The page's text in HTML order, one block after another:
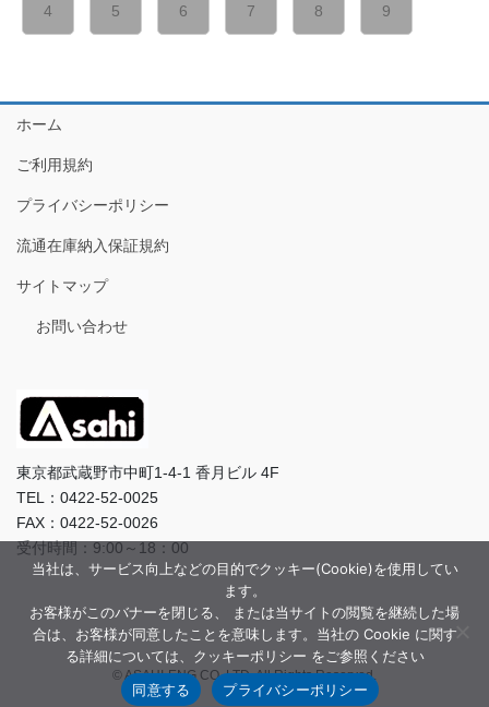
4 5 6 7 8 9
ホーム
ご利用規約
プライバシーポリシー
流通在庫納入保証規約
サイトマップ
お問い合わせ
東京都武蔵野市中町1-4-1 香月ビル 4F
TEL：0422-52-0025
FAX：0422-52-0026
受付時間：9:00～18：00
© ASAHI-ENG CO.,LTD. All Rights Reserved.
当社は、サービス向上などの目的でクッキー(Cookie)を使用してい
ます。
お客様がこのバナーを閉じる、 または当サイトの閲覧を継続した場
合は、お客様が同意したことを意味します。当社の Cookie に関す
る詳細については、クッキーポリシー をご参照ください
同意する
プライバシーポリシー